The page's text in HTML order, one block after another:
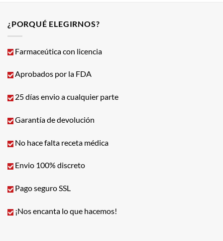
¿PORQUÉ ELEGIRNOS?
Farmaceútica con licencia
Aprobados por la FDA
25 días envio a cualquier parte
Garantía de devolución
No hace falta receta médica
Envio 100% discreto
Pago seguro SSL
¡Nos encanta lo que hacemos!